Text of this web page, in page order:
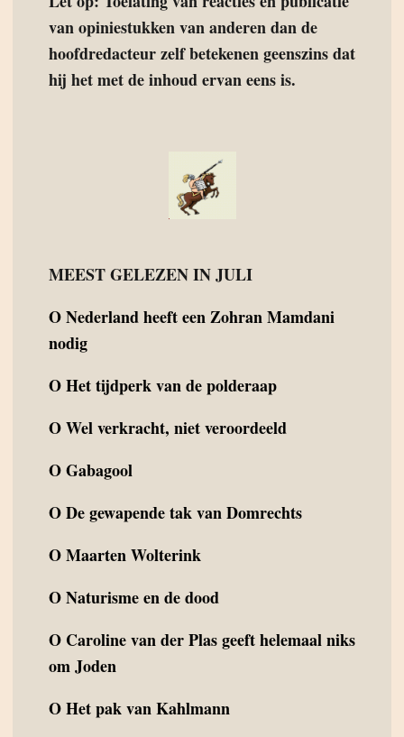
van opiniestukken van anderen dan de
hoofdredacteur zelf betekenen geenszins dat
hij het met de inhoud ervan eens is.
MEEST GELEZEN IN JULI
ONederland heeft een Zohran Mamdani
nodig
OHet tijdperk van de polderaap
OWel verkracht, niet veroordeeld
OGabagool
ODe gewapende tak van Domrechts
OMaarten Wolterink
ONaturisme en de dood
O Caroline van der Plas geeft helemaal niks
om Joden
OHet pak van Kahlmann